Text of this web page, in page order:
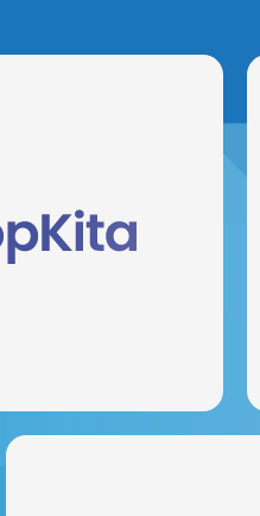
ントシステム
理職向けの住宅管理システ
提供します。